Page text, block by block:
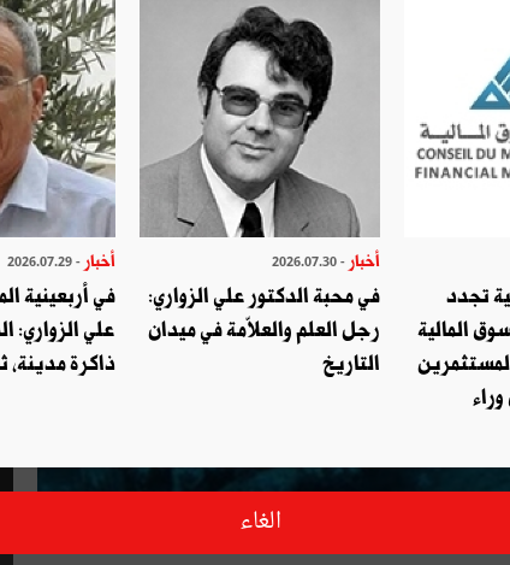
اليونسكو المتعلقة بحماية التراث الثقافي المغمور بالمياه.
تجدد
المالية
أخبار - 2026.07.30
في محبة الدكتور علي الزواري:
رجل العلم والعلاّمة في ميدان
التاريخ
أخبار - 2026.07.29
في أربعينية
علي الزواري:
ذاكرة مدينة،
الغاء